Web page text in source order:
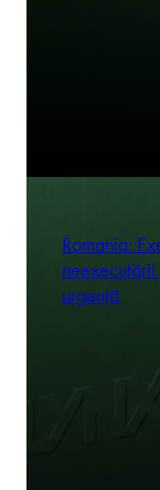
Romania:
urgență